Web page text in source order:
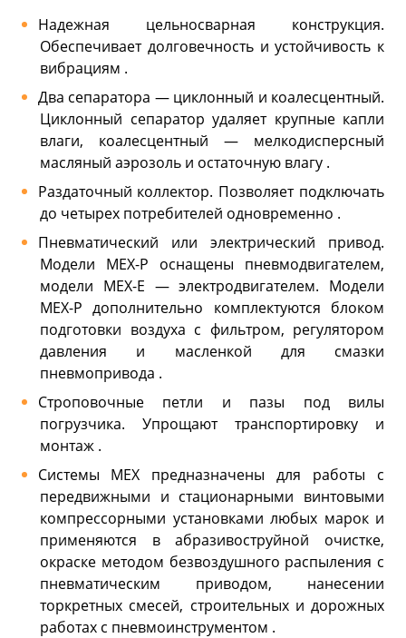
Надежная цельносварная конструкция.
Обеспечивает долговечность и устойчивость к
вибрациям .
Два сепаратора — циклонный и коалесцентный.
Циклонный сепаратор удаляет крупные капли
влаги, коалесцентный — мелкодисперсный
масляный аэрозоль и остаточную влагу .
Раздаточный коллектор. Позволяет подключать
до четырех потребителей одновременно .
Пневматический или электрический привод.
Модели MEX-P оснащены пневмодвигателем,
модели MEX-E — электродвигателем. Модели
MEX-P дополнительно комплектуются блоком
подготовки воздуха с фильтром, регулятором
давления и масленкой для смазки
пневмопривода .
Строповочные петли и пазы под вилы
погрузчика. Упрощают транспортировку и
монтаж .
Системы MEX предназначены для работы с
передвижными и стационарными винтовыми
компрессорными установками любых марок и
применяются в абразивоструйной очистке,
окраске методом безвоздушного распыления с
пневматическим приводом, нанесении
торкретных смесей, строительных и дорожных
работах с пневмоинструментом .